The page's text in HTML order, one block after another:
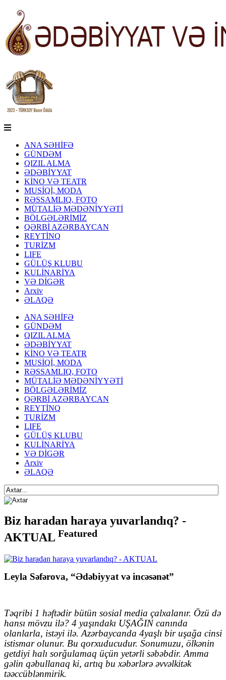
ANA SƏHİFƏ
GÜNDƏM
QIZIL ALMA
ƏDƏBİYYAT
KİNO VƏ TEATR
MUSİQİ, MODA
RƏSSAMLIQ, FOTO
MÜTALİƏ MƏDƏNİYYƏTİ
BÖLGƏLƏRİMİZ
QƏRBİ AZƏRBAYCAN
REYTİNQ
TURİZM
LIFE
GÜLÜŞ KLUBU
KULİNARİYA
VƏ DİGƏR
Arxiv
ƏLAQƏ
ANA SƏHİFƏ
GÜNDƏM
QIZIL ALMA
ƏDƏBİYYAT
KİNO VƏ TEATR
MUSİQİ, MODA
RƏSSAMLIQ, FOTO
MÜTALİƏ MƏDƏNİYYƏTİ
BÖLGƏLƏRİMİZ
QƏRBİ AZƏRBAYCAN
REYTİNQ
TURİZM
LIFE
GÜLÜŞ KLUBU
KULİNARİYA
VƏ DİGƏR
Arxiv
ƏLAQƏ
Biz haradan haraya yuvarlandıq? -
AKTUAL Featured
Leyla Səfərova, “Ədəbiyyat və incəsənət”
Təqribi 1 həftədir bütün sosial media çalxalanır. Özü də
hansı mövzu ilə? 4 yaşındakı UŞAĞIN canında
olanlarla, istəyi ilə. Azərbaycanda 4yaşlı bir uşağa cinsi
istismar olunur. Bu qorxuducudur. Sonumuzu, ölkənin
getdiyi halı sorğulamaq üçün yetərli səbəbdir. Amma
gəlin qəbullanaq ki, artıq bu xəbərlərə əvvəlkitək
təəccüblənmirik.